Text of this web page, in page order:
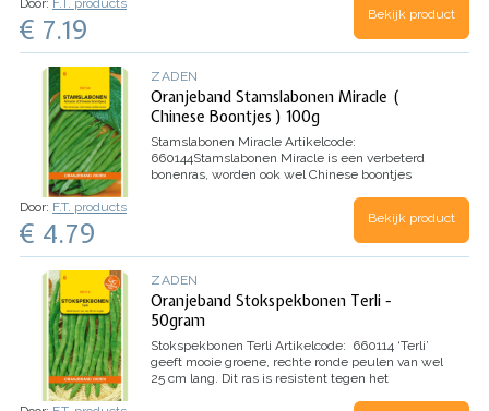
Botanische naam:
€ 7.19 Bekijk product
ZADEN
Oranjeband Stamslabonen Miracle (
Chinese Boontjes ) 100g
Stamslabonen Miracle Artikelcode:
660144Stamslabonen Miracle is een verbeterd
bonenras, worden ook wel Chinese boontjes
De zeer uniforme
Het gewas is
weersomstandigheden.De peulen moeten jong
geplukt worden, dan zijn ze het lekkerst.
Zaadkenmerken:
doosje: 100 gram Botanische naam: Phaseolus
vulgaris
Door: F.T. products
€ 4.79 Bekijk product
ZADEN
Oranjeband Stokspekbonen Terli -
50gram
Stokspekbonen Terli Artikelcode: 660114 ‘Terli’
geeft mooie groene, rechte ronde peulen van wel
25 cm lang. Dit ras is resistent tegen het